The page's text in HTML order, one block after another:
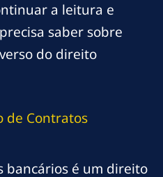
a leitura e
saber sobre
do direito
de Contratos
bancários é um direito